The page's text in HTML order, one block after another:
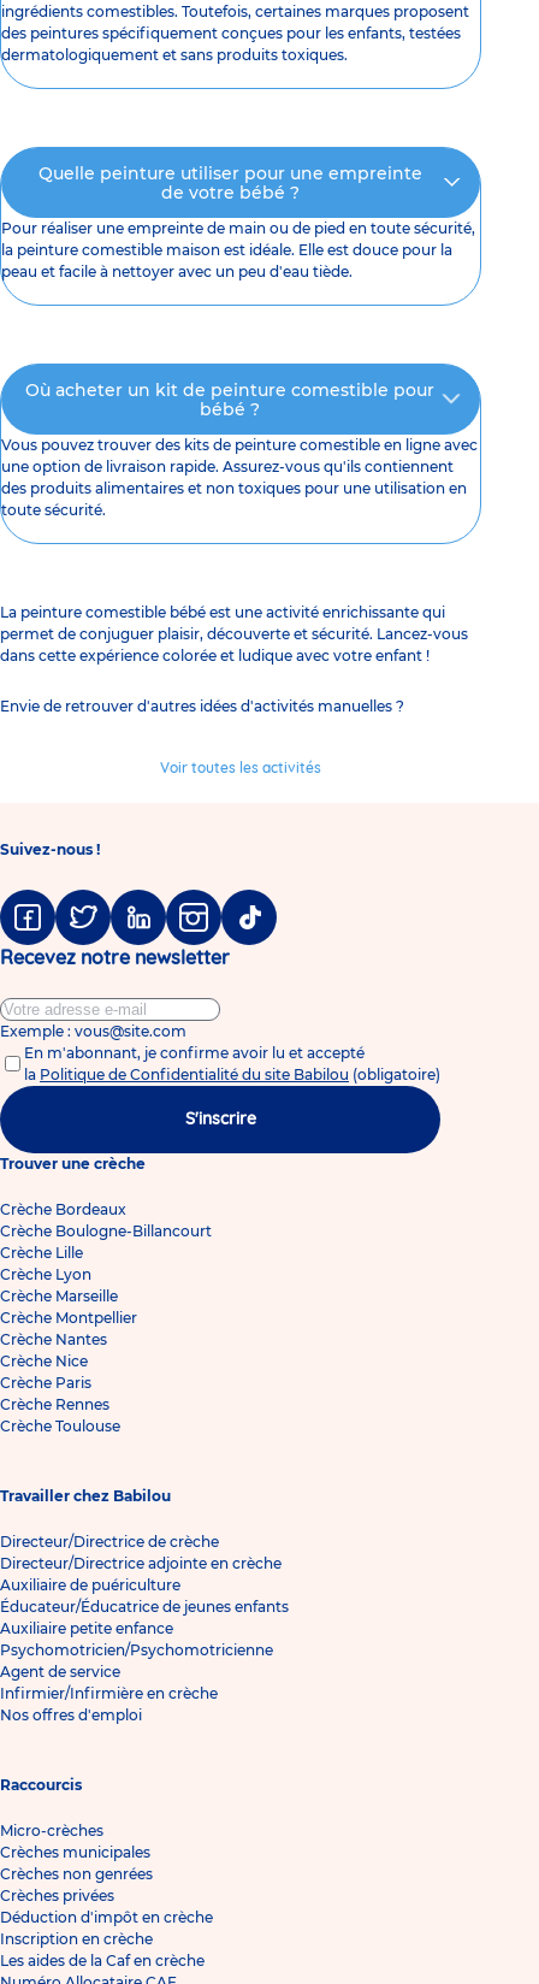
ingrédients comestibles. Toutefois, certaines marques proposent
des peintures spécifiquement conçues pour les enfants, testées
dermatologiquement et sans produits toxiques.
Quelle peinture utiliser pour une empreinte
de votre bébé ?
Pour réaliser une empreinte de main ou de pied en toute sécurité,
la peinture comestible maison est idéale. Elle est douce pour la
peau et facile à nettoyer avec un peu d'eau tiède.
Où acheter un kit de peinture comestible pour
bébé ?
Vous pouvez trouver des kits de peinture comestible en ligne avec
une option de livraison rapide. Assurez-vous qu'ils contiennent
des produits alimentaires et non toxiques pour une utilisation en
toute sécurité.
La peinture comestible bébé est une activité enrichissante qui
permet de conjuguer plaisir, découverte et sécurité. Lancez-vous
dans cette expérience colorée et ludique avec votre enfant !
Envie de retrouver d'autres idées d'activités manuelles ?
Voir toutes les activités
Suivez-nous !
FacebookTwitter LinkedinInstagramTiktok
Recevez notre newsletter
Exemple : vous@site.com
En m'abonnant, je confirme avoir lu et accepté
la Politique de Confidentialité du site Babilou (obligatoire)
S'inscrire
Trouver une crèche
Crèche Bordeaux
Crèche Boulogne-Billancourt
Crèche Lille
Crèche Lyon
Crèche Marseille
Crèche Montpellier
Crèche Nantes
Crèche Nice
Crèche Paris
Crèche Rennes
Crèche Toulouse
Travailler chez Babilou
Directeur/Directrice de crèche
Directeur/Directrice adjointe en crèche
Auxiliaire de puériculture
Éducateur/Éducatrice de jeunes enfants
Auxiliaire petite enfance
Psychomotricien/Psychomotricienne
Agent de service
Infirmier/Infirmière en crèche
Nos offres d'emploi
Raccourcis
Micro-crèches
Crèches municipales
Crèches non genrées
Crèches privées
Déduction d'impôt en crèche
Inscription en crèche
Les aides de la Caf en crèche